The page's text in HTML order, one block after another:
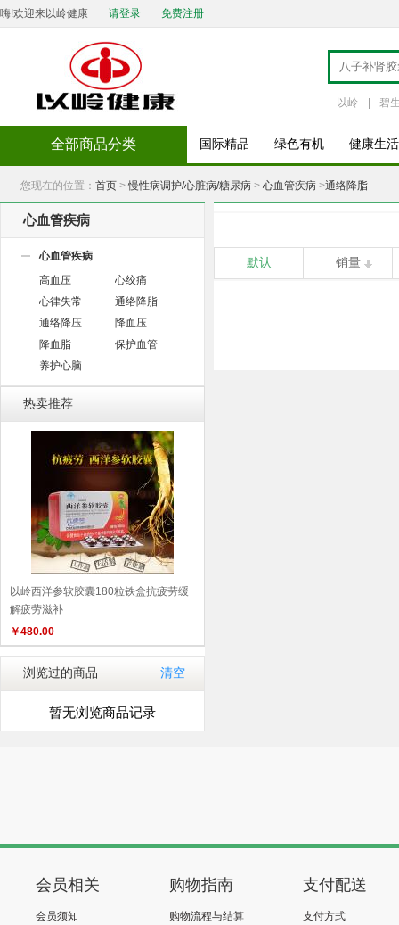
嗨!欢迎来以岭健康 请登录 免费注册
以岭 碧
全部商品分类 国际精品 绿色有机 健康生活
您现在的位置： 首页 >慢性病调护/心脏病/糖尿病 > 心血管疾病 >通络降脂
心血管疾病
心血管疾病
高血压
心绞痛
心律失常
通络降脂
通络降压
降血压
降血脂
保护血管
养护心脑
热卖推荐
以岭西洋参软胶囊180粒铁盒抗疲劳缓
解疲劳滋补
￥480.00
浏览过的商品 清空
暂无浏览商品记录
默认 销量
会员相关
会员须知
购物指南
购物流程与结算
支付配送
支付方式